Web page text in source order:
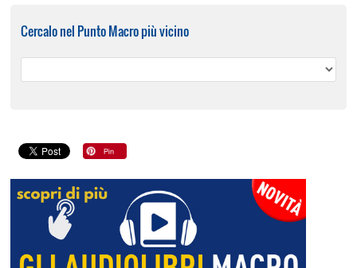
Cercalo nel Punto Macro più vicino